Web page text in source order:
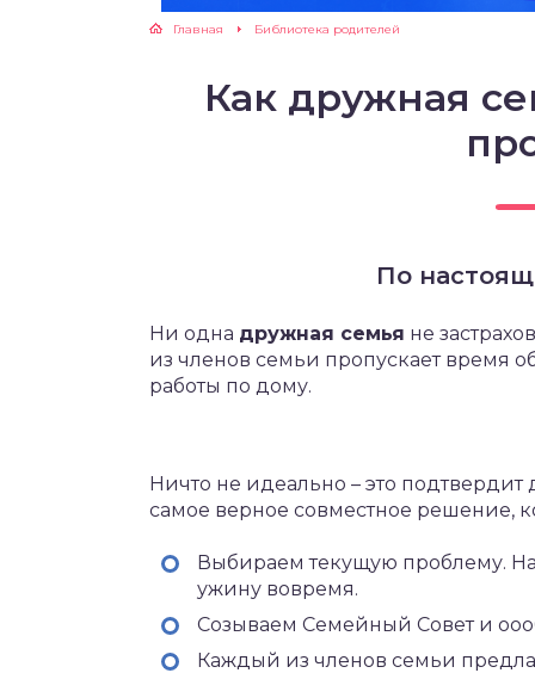
Главная Библиотека родителей
Как дружная
По
Ни одна дружная семья не
из членов семьи пропускает время
работы по дому.
Ничто не идеально – это
самое верное совместное решение,
Выбираем текущую проблему.
ужину вовремя.
Созываем Семейный Совет и
Каждый из членов семьи